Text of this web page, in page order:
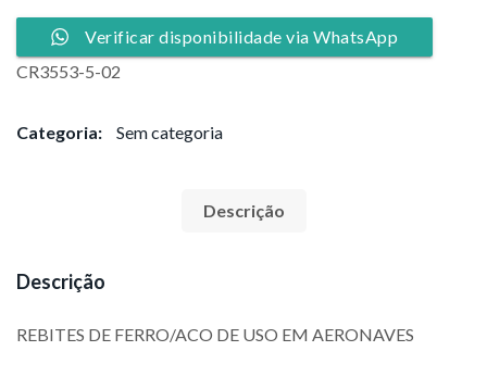
Verificar disponibilidade via WhatsApp
CR3553-5-02
Categoria: Sem categoria
Descrição
Descrição
REBITES DE FERRO/ACO DE USO EM AERONAVES